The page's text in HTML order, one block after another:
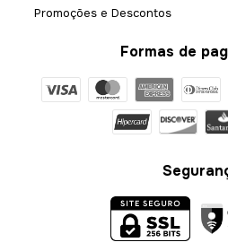
Promoções e Descontos
Formas de